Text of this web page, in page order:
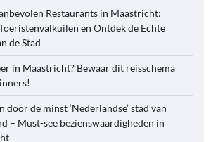
Restaurants in Maastricht:
en Ontdek de Echte
de Stad
in Maastricht? Bewaar dit reisschema
door de minst ‘Nederlandse’ stad van
– Must-see bezienswaardigheden in